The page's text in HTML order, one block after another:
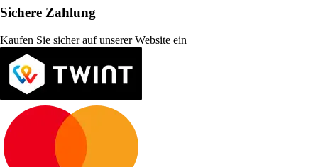
Sichere Zahlung
Kaufen Sie sicher auf unserer Website ein